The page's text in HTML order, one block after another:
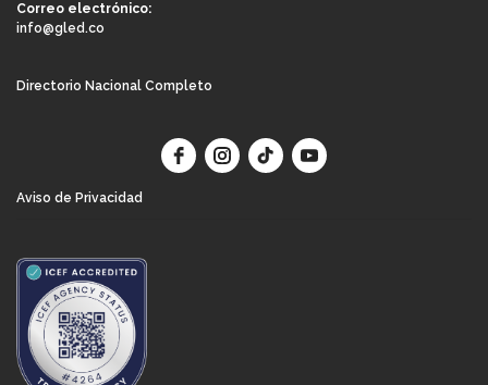
Correo electrónico:
info@gled.co
Directorio Nacional Completo
Aviso de Privacidad